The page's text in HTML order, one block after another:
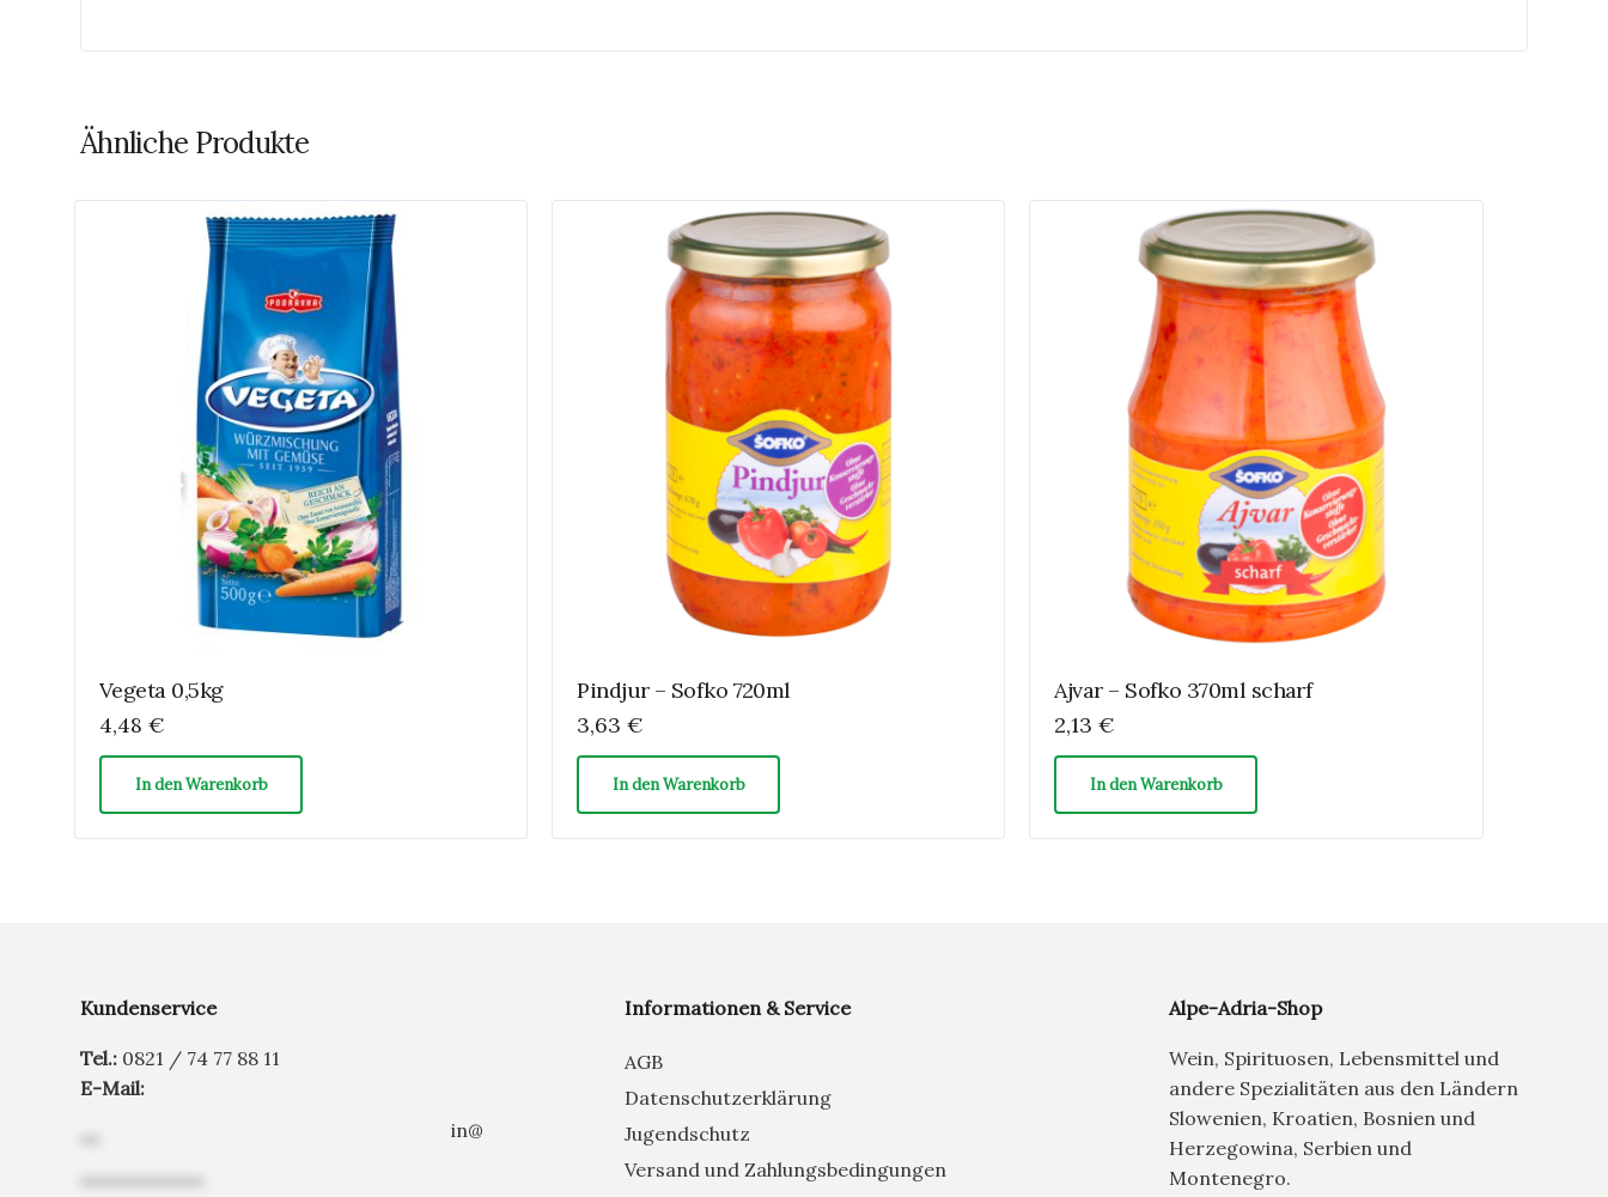
Ähnliche Produkte
Vegeta 0,5kg
4,48 €
In den Warenkorb
Pindjur – Sofko 720ml
3,63€
In den Warenkorb
Ajvar – Sofko 370ml scharf
2,13€
In den Warenkorb
Kundenservice
Tel.: 0821 / 74 77 88 11
E-Mail:
in@
Informationen & Service
AGB
Datenschutzerklärung
Jugendschutz
Versand und Zahlungsbedingungen
Alpe-Adria-Shop
Wein, Spirituosen, Lebensmittel und
andere Spezialitäten aus den Ländern
Slowenien, Kroatien, Bosnien und
Herzegowina, Serbien und
Montenegro.